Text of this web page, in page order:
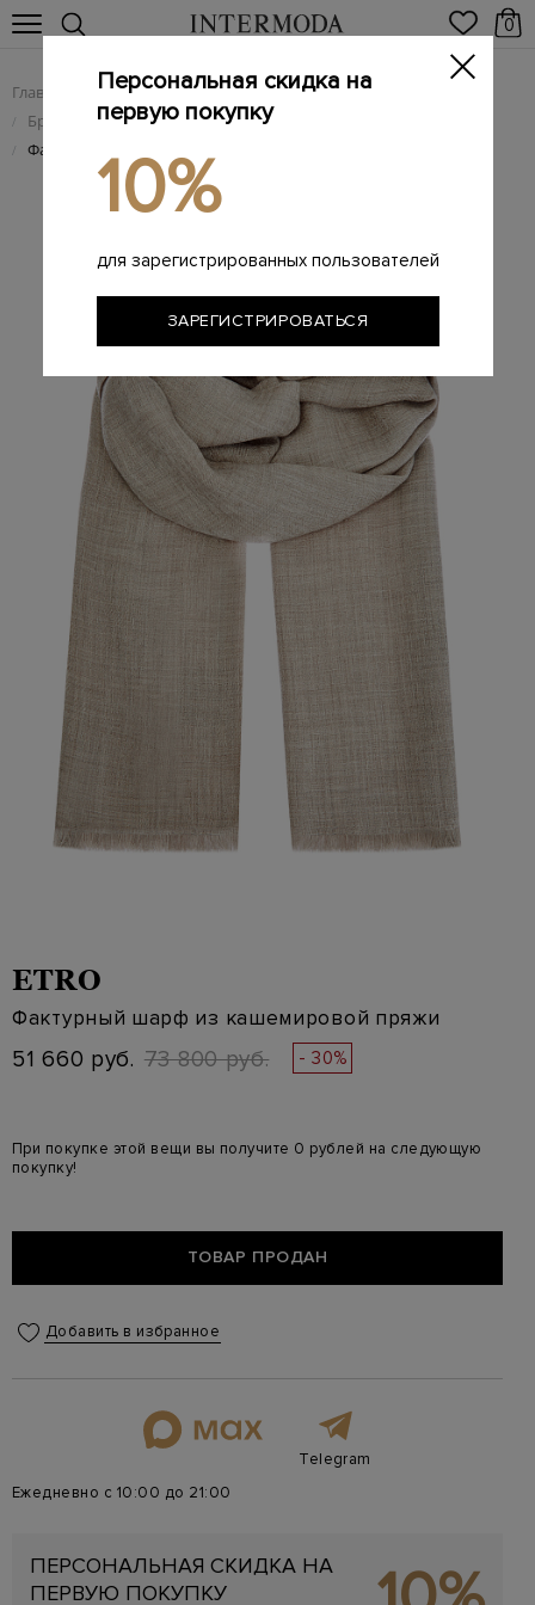
0
Главная Женщинам / Брендовые женские аксессуары
/ Брендовые женские шарфы
/ Фактурный шарф из кашемировой пряжи
ETRO
Фактурный шарф из кашемировой пряжи
51 660 руб. 73 800 руб. - 30%
При покупке этой вещи вы получите 0 рублей на следующую
покупку!
ТОВАР ПРОДАН
Добавить в избранное
Telegram
Ежедневно с 10:00 до 21:00
ПЕРСОНАЛЬНАЯ СКИДКА НА
ПЕРВУЮ ПОКУПКУ
Персональная скидка на
первую покупку
10%
для зарегистрированных пользователей
ЗАРЕГИСТРИРОВАТЬСЯ